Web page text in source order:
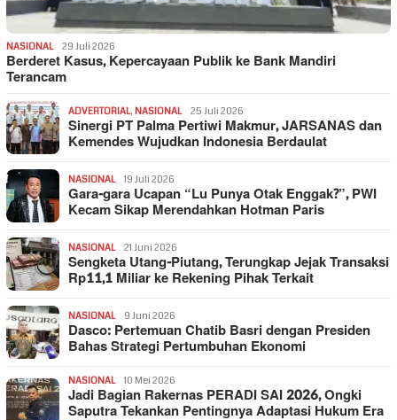
NASIONAL 29 Juli 2026
Berderet Kasus, Kepercayaan Publik ke Bank Mandiri
Terancam
ADVERTORIAL, NASIONAL 25 Juli 2026
Sinergi PT Palma Pertiwi Makmur, JARSANAS dan
Kemendes Wujudkan Indonesia Berdaulat
NASIONAL 19 Juli 2026
Gara-gara Ucapan “Lu Punya Otak Enggak?”, PWI
Kecam Sikap Merendahkan Hotman Paris
NASIONAL 21 Juni 2026
Sengketa Utang-Piutang, Terungkap Jejak Transaksi
Rp11,1 Miliar ke Rekening Pihak Terkait
NASIONAL 9 Juni 2026
Dasco: Pertemuan Chatib Basri dengan Presiden
Bahas Strategi Pertumbuhan Ekonomi
NASIONAL 10 Mei 2026
Jadi Bagian Rakernas PERADI SAI 2026, Ongki
Saputra Tekankan Pentingnya Adaptasi Hukum Era